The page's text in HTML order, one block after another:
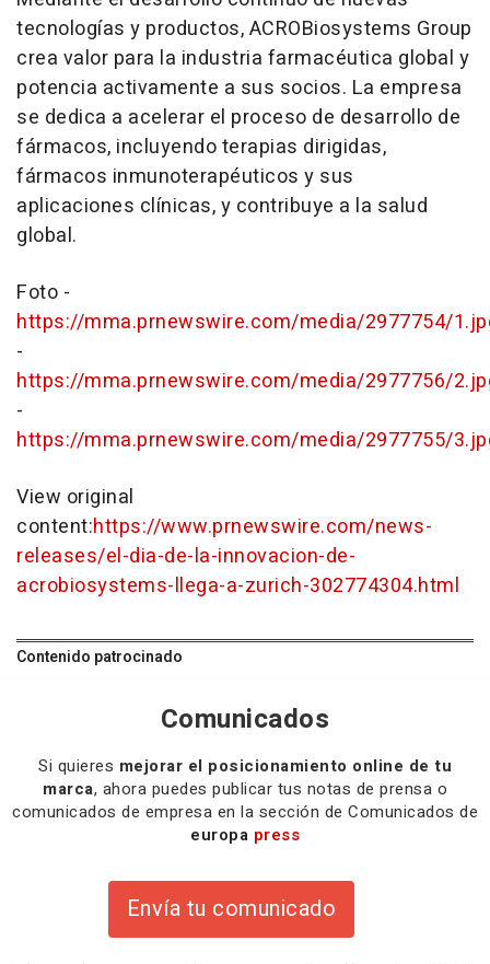
tecnologías y productos, ACROBiosystems Group
crea valor para la industria farmacéutica global y
potencia activamente a sus socios. La empresa
se dedica a acelerar el proceso de desarrollo de
fármacos, incluyendo terapias dirigidas,
fármacos inmunoterapéuticos y sus
aplicaciones clínicas, y contribuye a la salud
global.
Foto -
https://mma.prnewswire.com/media/2977754/
-
https://mma.prnewswire.com/media/2977756/
-
https://mma.prnewswire.com/media/2977755/
View original
content:https://www.prnewswire.com/news-
releases/el-dia-de-la-innovacion-de-
acrobiosystems-llega-a-zurich-302774304.html
Contenido patrocinado
Comunicados
Si quieres mejorar el posicionamiento online de tu
marca, ahora puedes publicar tus notas de prensa o
comunicados de empresa en la sección de Comunicados de
europa press
Envía tu comunicado